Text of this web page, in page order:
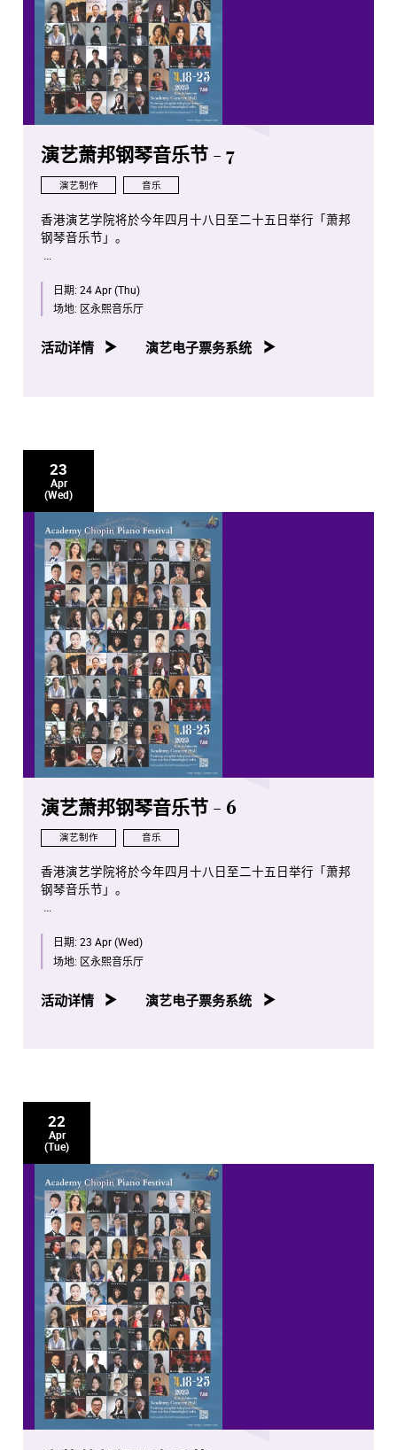
演艺萧邦钢琴音乐节 - 7
演艺制作 音乐
香港演艺学院将於今年四月十八日至二十五日举行「萧邦
钢琴音乐节」。
品编号年序，并由演艺学院钢琴系老师、学生及校友携手
演出。
八场音乐会亦将於香港电台第四台容后播放。
日期: 24 Apr (Thu)
场地: 区永熙音乐厅
活动详情 演艺电子票务系统
23
Apr
(Wed)
演艺萧邦钢琴音乐节 - 6
演艺制作 音乐
香港演艺学院将於今年四月十八日至二十五日举行「萧邦
钢琴音乐节」。
品编号年序，并由演艺学院钢琴系老师、学生及校友携手
演出。
八场音乐会亦将於香港电台第四台容后播放。
日期: 23 Apr (Wed)
场地: 区永熙音乐厅
活动详情 演艺电子票务系统
22
Apr
(Tue)